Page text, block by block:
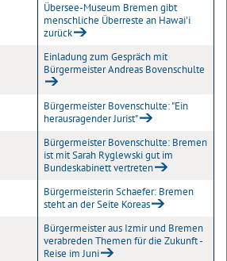
Übersee-Museum Bremen gibt
menschliche Überreste an Hawai'i
zurück
Einladung zum Gespräch mit
Bürgermeister Andreas Bovenschulte
Bürgermeister Bovenschulte: "Ein
herausragender Jurist"
Bürgermeister Bovenschulte: Bremen
ist mit Sarah Ryglewski gut im
Bundeskabinett vertreten
Bürgermeisterin Schaefer: Bremen
steht an der Seite Koreas
Bürgermeister aus Izmir und Bremen
verabreden Themen für die Zukunft -
Reise im Juni